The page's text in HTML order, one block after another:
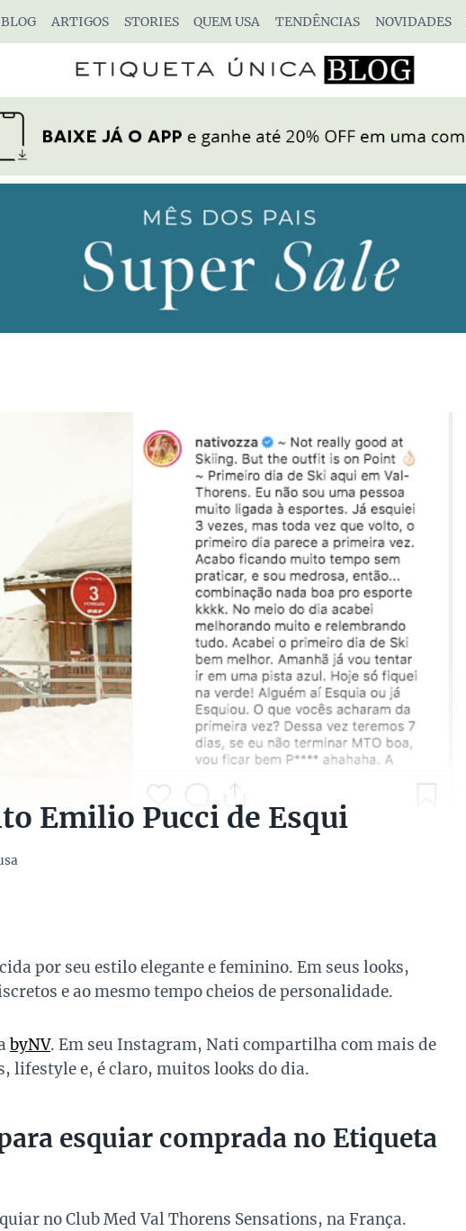
BLOG ARTIGOS STORIES QUEM USA TENDÊNCIAS NOVIDADES
Emilio Pucci de Esqui
por seu estilo elegante e feminino. Em seus looks,
e ao mesmo tempo cheios de personalidade.
byNV. Em seu Instagram, Nati compartilha com mais de
lifestyle e, é claro, muitos looks do dia.
esquiar comprada no Etiqueta
no Club Med Val Thorens Sensations, na França.